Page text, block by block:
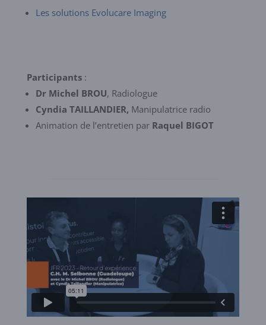
Les solutions Evolucare Imaging
Participants:
Dr Michel BROU, Radiologue
Cyndia TAILLANDIER, Manipulatrice radio
Animation de l’entretien par Raquel BIGOT